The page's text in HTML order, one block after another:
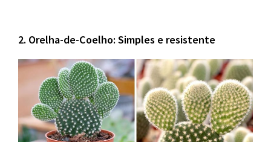
2. Orelha-de-Coelho: Simples e resistente